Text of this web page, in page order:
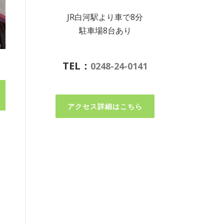
JR白河駅より車で8分
駐車場8台あり
TEL： 0248-24-0141
アクセス詳細はこちら